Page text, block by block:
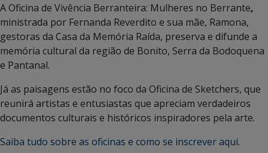
A Oficina de Vivência Berranteira: Mulheres no Berrante,
ministrada por Fernanda Reverdito e sua mãe, Ramona,
gestoras da Casa da Memória Raída, preserva e difunde a
memória cultural da região de Bonito, Serra da Bodoquena
e Pantanal.
Já as paisagens estão no foco da Oficina de Sketchers, que
reunirá artistas e entusiastas que apreciam verdadeiros
documentos culturais e históricos inspiradores pela arte.
Saiba tudo sobre as oficinas e como se inscrever aqui.